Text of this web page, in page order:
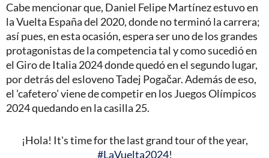
Cabe mencionar que, Daniel Felipe Martínez estuvo en
la Vuelta España del 2020, donde no terminó la carrera;
así pues, en esta ocasión, espera ser uno de los grandes
protagonistas de la competencia tal y como sucedió en
el Giro de Italia 2024 donde quedó en el segundo lugar,
por detrás del esloveno Tadej Pogačar. Además de eso,
el 'cafetero' viene de competir en los Juegos Olímpicos
2024 quedando en la casilla 25.
¡Hola! It's time for the last grand tour of the year,
#LaVuelta2024!